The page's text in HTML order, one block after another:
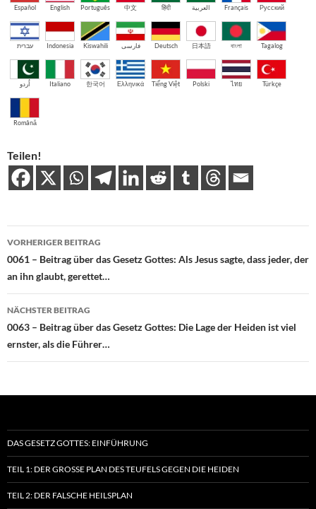
Español English Português 中文 हिंदी العربية Français Русский
עברית Indonesia Kiswahili فارسی Deutsch 日本語 বাংলা Tagalog
اُردو Italiano 한국어 Ελληνικά Tiếng Việt Polski ไทย Türkçe
Română
Teilen!
Beitragsnavigation
VORHERIGER BEITRAG
0061 – Beitrag über das Gesetz Gottes: Als Jesus sagte, dass jeder, der
an ihn glaubt, gerettet…
NÄCHSTER BEITRAG
0063 – Beitrag über das Gesetz Gottes: Die Lage der Heiden ist viel
ernster, als die Führer…
DAS GESETZ GOTTES: EINFÜHRUNG
TEIL 1: DER GROSSE PLAN DES TEUFELS GEGEN DIE HEIDEN
TEIL 2: DER FALSCHE HEILSPLAN